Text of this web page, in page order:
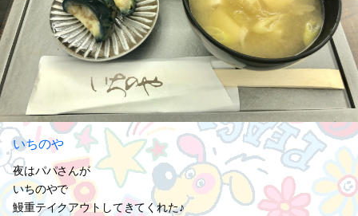
いちのや
夜はパパさんが
いちのやで
鰻重テイクアウトしてきてくれた♪